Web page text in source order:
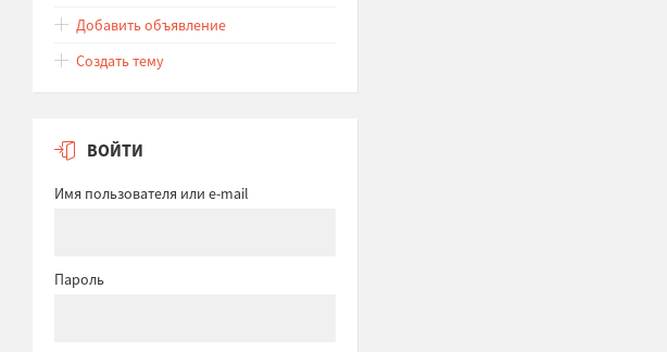
Добавить объявление
Создать тему
ВОЙТИ
Имя пользователя или e-mail
Пароль